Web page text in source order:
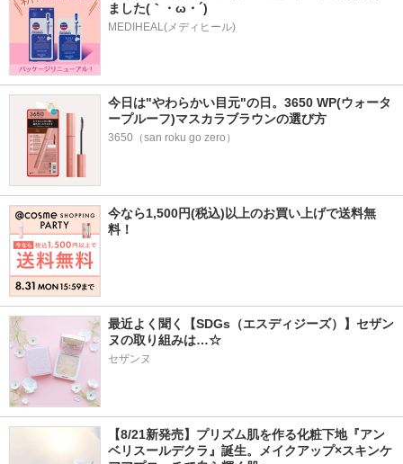
ました(｀・ω・´)
MEDIHEAL(メディヒール)
今日は"やわらかい目元"の日。3650 WP(ウォータ
ープルーフ)マスカラブラウンの選び方
3650（san roku go zero）
今なら1,500円(税込)以上のお買い上げで送料無
料！
最近よく聞く【SDGs（エスディジーズ）】セザン
ヌの取り組みは…☆
セザンヌ
【8/21新発売】プリズム肌を作る化粧下地『アン
ベリスールデクラ』誕生。メイクアップ×スキンケ